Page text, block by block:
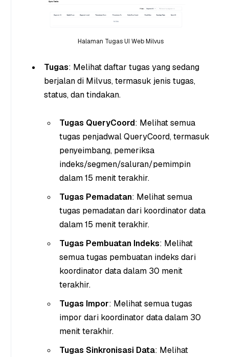
Halaman Tugas UI Web Milvus
Tugas: Melihat daftar tugas yang sedang
berjalan di Milvus, termasuk jenis tugas,
status, dan tindakan.
Tugas QueryCoord: Melihat semua
tugas penjadwal QueryCoord, termasuk
penyeimbang, pemeriksa
indeks/segmen/saluran/pemimpin
dalam 15 menit terakhir.
Tugas Pemadatan: Melihat semua
tugas pemadatan dari koordinator data
dalam 15 menit terakhir.
Tugas Pembuatan Indeks: Melihat
semua tugas pembuatan indeks dari
koordinator data dalam 30 menit
terakhir.
Tugas Impor: Melihat semua tugas
impor dari koordinator data dalam 30
menit terakhir.
Tugas Sinkronisasi Data: Melihat